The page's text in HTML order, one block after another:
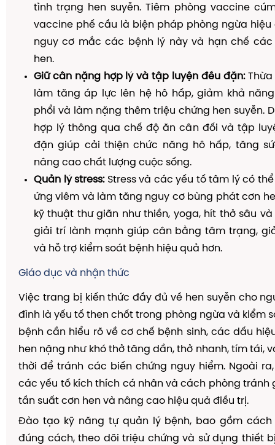
tình trạng hen suyễn. Tiêm phòng vaccine
vaccine phế cầu là biện pháp phòng ngừa hiệu
nguy cơ mắc các bệnh lý này và hạn chế
hen.
Giữ cân nặng hợp lý và tập luyện đều đặn:Thừa
làm tăng áp lực lên hệ hô hấp, giảm khả
phổi và làm nặng thêm triệu chứng hen suyễn.
hợp lý thông qua chế độ ăn cân đối và tập
đặn giúp cải thiện chức năng hô hấp, tăng
nâng cao chất lượng cuộc sống.
Quản lý stress:Stress và các yếu tố tâm lý có
ứng viêm và làm tăng nguy cơ bùng phát cơn
kỹ thuật thư giãn như thiền, yoga, hít thở sâu
giải trí lành mạnh giúp cân bằng tâm trạng,
và hỗ trợ kiểm soát bệnh hiệu quả hơn.
Giáo dục và nhận thức
Việc trang bị kiến thức đầy đủ về hen suyễn cho
đình là yếu tố then chốt trong phòng ngừa và kiểm
bệnh cần hiểu rõ về cơ chế bệnh sinh, các dấu
hen nặng như khó thở tăng dần, thở nhanh, tím tái,
thời để tránh các biến chứng nguy hiểm. Ngoài
các yếu tố kích thích cá nhân và cách phòng tránh
tần suất cơn hen và nâng cao hiệu quả điều trị.
Đào tạo kỹ năng tự quản lý bệnh, bao gồm cách
đúng cách, theo dõi triệu chứng và sử dụng thiết